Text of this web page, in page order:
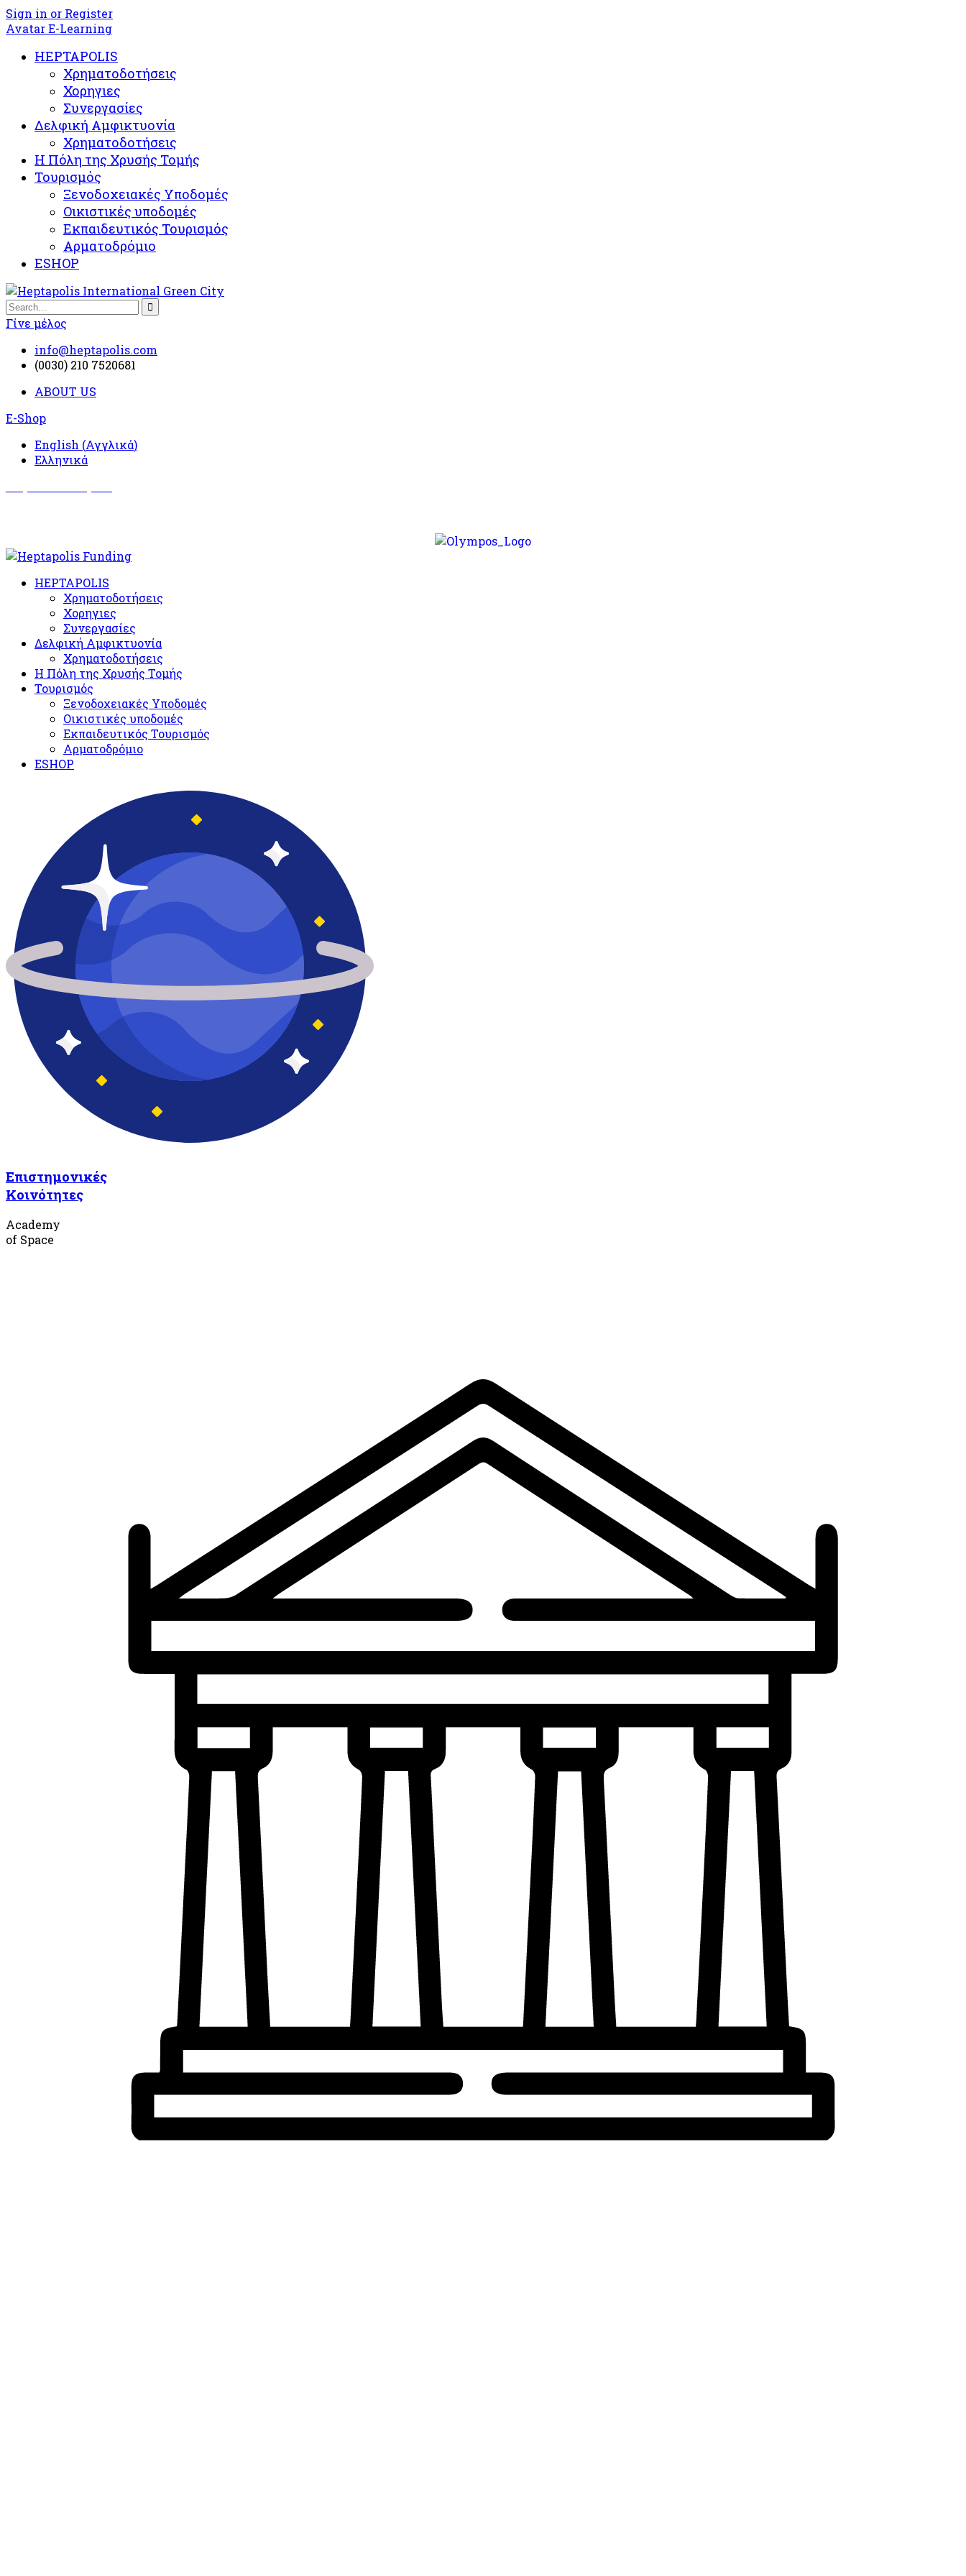
Sign in or Register
Avatar E-Learning
HEPTAPOLIS
Χρηματοδοτήσεις
Χορηγιες
Συνεργασίες
Δελφική Αμφικτυονία
Χρηματοδοτήσεις
Η Πόλη της Χρυσής Τομής
Τουρισμός
Ξενοδοχειακές Υποδομές​
Oικιστικές υποδομές
Εκπαιδευτικός Τουρισμός
Αρματοδρόμιο
ESHOP
Γίνε μέλος
info@heptapolis.com
(0030) 210 7520681
ABOUT US
E-Shop
English (Αγγλικά)
Ελληνικά
HEPTAPOLIS
Χρηματοδοτήσεις
Χορηγιες
Συνεργασίες
Δελφική Αμφικτυονία
Χρηματοδοτήσεις
Η Πόλη της Χρυσής Τομής
Τουρισμός
Ξενοδοχειακές Υποδομές​
Oικιστικές υποδομές
Εκπαιδευτικός Τουρισμός
Αρματοδρόμιο
ESHOP
Επιστημονικές
Κοινότητες
Academy
of Space